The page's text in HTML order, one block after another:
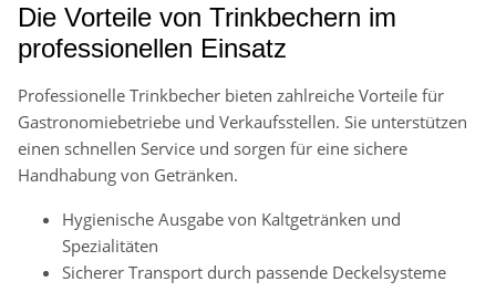
Die Vorteile von Trinkbechern im
professionellen Einsatz
Professionelle Trinkbecher bieten zahlreiche Vorteile für
Gastronomiebetriebe und Verkaufsstellen. Sie unterstützen
einen schnellen Service und sorgen für eine sichere
Handhabung von Getränken.
Hygienische Ausgabe von Kaltgetränken und
Spezialitäten
Sicherer Transport durch passende Deckelsysteme